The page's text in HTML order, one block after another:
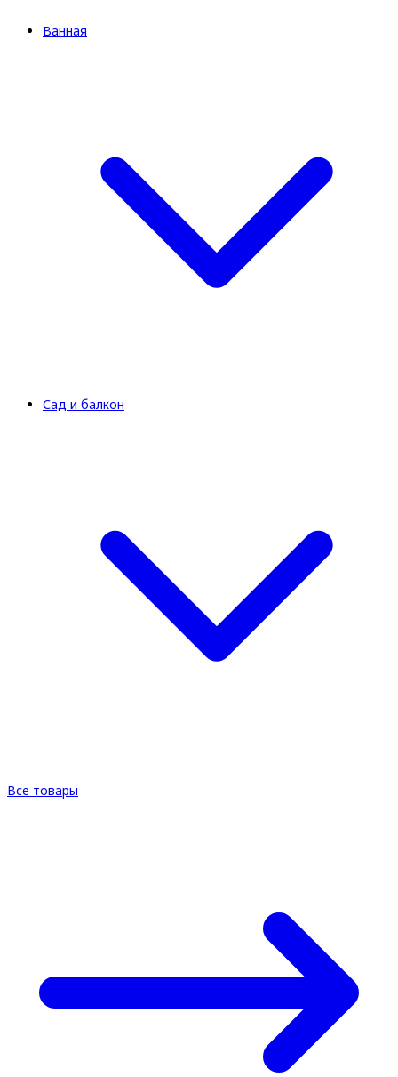
Ванная
Сад и балкон
Все товары